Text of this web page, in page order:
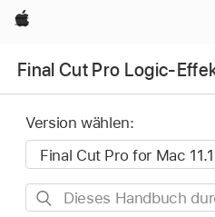
Apple
Final Cut Pro Logic-
Version wählen:
Dieses